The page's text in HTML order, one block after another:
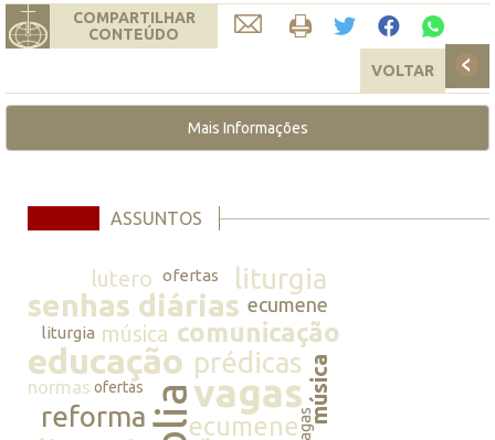
COMPARTILHAR
CONTEÚDO
VOLTAR
Mais Informações
ASSUNTOS
lutero ofertas liturgia
senhas diárias ecumene
liturgia música comunicação
educação prédicasmúsica
normas ofertas vagas
reforma ecumenevagas